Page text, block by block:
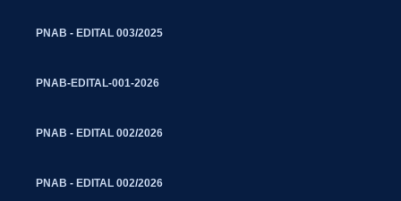
PNAB - EDITAL 003/2025
PNAB-EDITAL-001-2026
PNAB - EDITAL 002/2026
PNAB - EDITAL 002/2026